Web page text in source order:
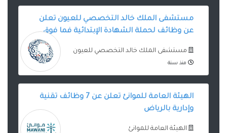
مستشفى الملك خالد التخصصي للعيون تعلن
عن وظائف لحملة الشهادة الإبتدائية فما فوق
مستشفى الملك خالد التخصصي للعيون
منذ سنة
الهيئة العامة للموانئ تعلن عن 7 وظائف تقنية
وإدارية بالرياض
الهيئة العامة للموانئ